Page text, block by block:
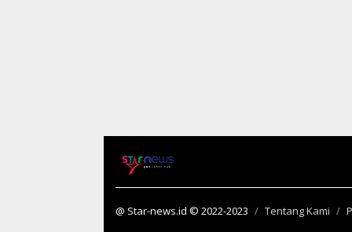
@ Star-news.id © 2022-2023 Tentang Kami